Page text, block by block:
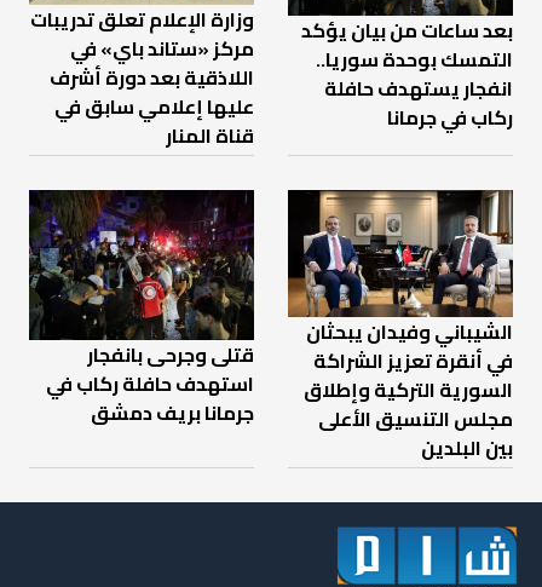
بعد ساعات من بيان يؤكد
التمسك بوحدة سوريا..
انفجار يستهدف حافلة
ركاب في جرمانا
وزارة الإعلام تعلق تدريبات
مركز «ستاند باي» في
اللاذقية بعد دورة أشرف
عليها إعلامي سابق في
قناة المنار
الشيباني وفيدان يبحثان
في أنقرة تعزيز الشراكة
السورية التركية وإطلاق
مجلس التنسيق الأعلى
بين البلدين
قتلى وجرحى بانفجار
استهدف حافلة ركاب في
جرمانا بريف دمشق